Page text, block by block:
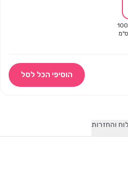
נייר מניקור – 100
הוסיפי הכל לסל
והחזרות